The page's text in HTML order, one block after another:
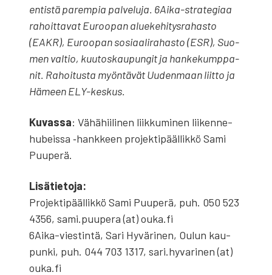
entis­tä parem­pia pal­ve­lu­ja. 6Ai­ka-stra­te­gi­aa
rahoit­ta­vat Euroo­pan alue­ke­hi­tys­ra­has­to
(EAKR), Euroo­pan sosi­aa­li­ra­has­to (ESR), Suo­
men val­tio, kuu­tos­kau­pun­git ja han­ke­kump­pa­
nit. Rahoi­tus­ta myön­tä­vät Uuden­maan liit­to ja
Hämeen ELY-kes­kus.
Kuvas­sa: Vähä­hii­li­nen liik­ku­mi­nen lii­ken­ne­
hu­beis­sa ‑hank­keen pro­jek­ti­pääl­lik­kö Sami
Puu­pe­rä.
Lisä­tie­to­ja:
Pro­jek­ti­pääl­lik­kö Sami Puu­pe­rä, puh. 050 523
4356, sami.puupera (at) ouka.fi
6Ai­ka-vies­tin­tä, Sari Hyvä­ri­nen, Oulun kau­
pun­ki, puh. 044 703 1317, sari.hyvarinen (at)
ouka.fi